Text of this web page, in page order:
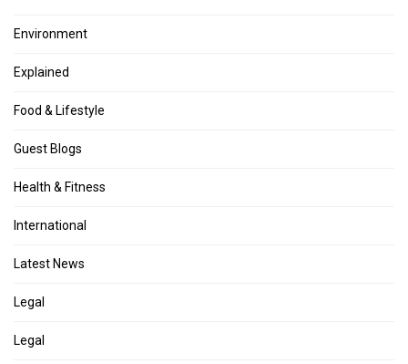
Environment
Explained
Food & Lifestyle
Guest Blogs
Health & Fitness
International
Latest News
Legal
Legal